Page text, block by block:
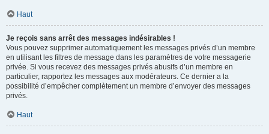
Haut
Je reçois sans arrêt des messages indésirables !
Vous pouvez supprimer automatiquement les messages privés d’un membre
en utilisant les filtres de message dans les paramètres de votre messagerie
privée. Si vous recevez des messages privés abusifs d’un membre en
particulier, rapportez les messages aux modérateurs. Ce dernier a la
possibilité d’empêcher complètement un membre d’envoyer des messages
privés.
Haut